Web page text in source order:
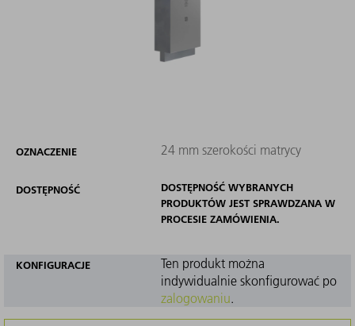
OZNACZENIE 24 mm szerokości matrycy
DOSTĘPNOŚĆ
DOSTĘPNOŚĆ WYBRANYCH
PRODUKTÓW JEST SPRAWDZANA W
PROCESIE ZAMÓWIENIA.
KONFIGURACJE
Ten produkt można
indywidualnie skonfigurować po
zalogowaniu.